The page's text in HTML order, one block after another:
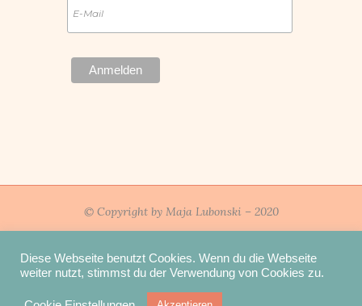
© Copyright by Maja Lubonski – 2020
IMPRESSUM
Diese Webseite benutzt Cookies. Wenn du die Webseite
weiter nutzt, stimmst du der Verwendung von Cookies zu.